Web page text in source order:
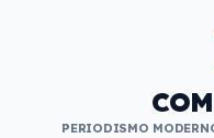
PERIODISMO